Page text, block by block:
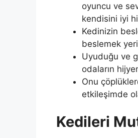
oyuncu ve
kendisini iyi
Kedinizin
beslemek
Uyuduğu ve
odaların
Onu
etkileşimde
Kedileri